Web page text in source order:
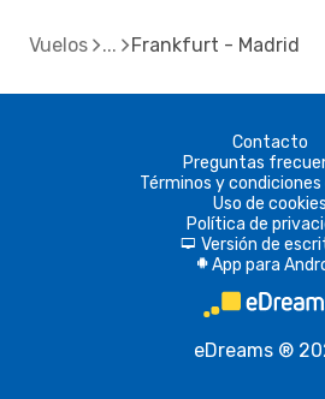
Vuelos Frankfurt - Madrid
Contacto
Preguntas
Términos y condiciones
Uso de cookies
Política de
d Versión de
A App para
eDreams ®